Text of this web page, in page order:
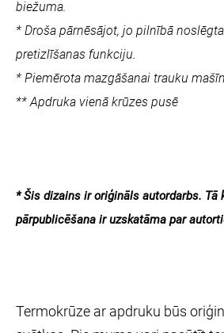
biežuma.
* Droša pārnēsājot, jo pilnībā
pretizlīšanas funkciju.
* Piemērota mazgāšanai trauku
** Apdruka vienā krūzes pusē
* Šis dizains ir oriģināls autordarbs. Tā
pārpublicēšana ir uzskatāma par
Termokrūze ar apdruku būs